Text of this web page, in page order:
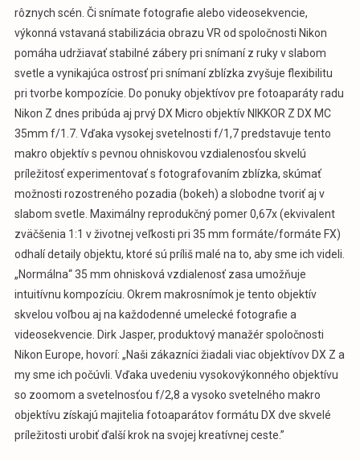
rôznych scén. Či snímate fotografie alebo videosekvencie,
výkonná vstavaná stabilizácia obrazu VR od spoločnosti Nikon
pomáha udržiavať stabilné zábery pri snímaní z ruky v slabom
svetle a vynikajúca ostrosť pri snímaní zblízka zvyšuje flexibilitu
pri tvorbe kompozície. Do ponuky objektívov pre fotoaparáty radu
Nikon Z dnes pribúda aj prvý DX Micro objektív NIKKOR Z DX MC
35mm f/1.7. Vďaka vysokej svetelnosti f/1,7 predstavuje tento
makro objektív s pevnou ohniskovou vzdialenosťou skvelú
príležitosť experimentovať s fotografovaním zblízka, skúmať
možnosti rozostreného pozadia (bokeh) a slobodne tvoriť aj v
slabom svetle. Maximálny reprodukčný pomer 0,67x (ekvivalent
zväčšenia 1:1 v životnej veľkosti pri 35 mm formáte/formáte FX)
odhalí detaily objektu, ktoré sú príliš malé na to, aby sme ich videli.
„Normálna“ 35 mm ohnisková vzdialenosť zasa umožňuje
intuitívnu kompozíciu. Okrem makrosnímok je tento objektív
skvelou voľbou aj na každodenné umelecké fotografie a
videosekvencie. Dirk Jasper, produktový manažér spoločnosti
Nikon Europe, hovorí: „Naši zákazníci žiadali viac objektívov DX Z a
my sme ich počúvli. Vďaka uvedeniu vysokovýkonného objektívu
so zoomom a svetelnosťou f/2,8 a vysoko svetelného makro
objektívu získajú majitelia fotoaparátov formátu DX dve skvelé
príležitosti urobiť ďalší krok na svojej kreatívnej ceste.”